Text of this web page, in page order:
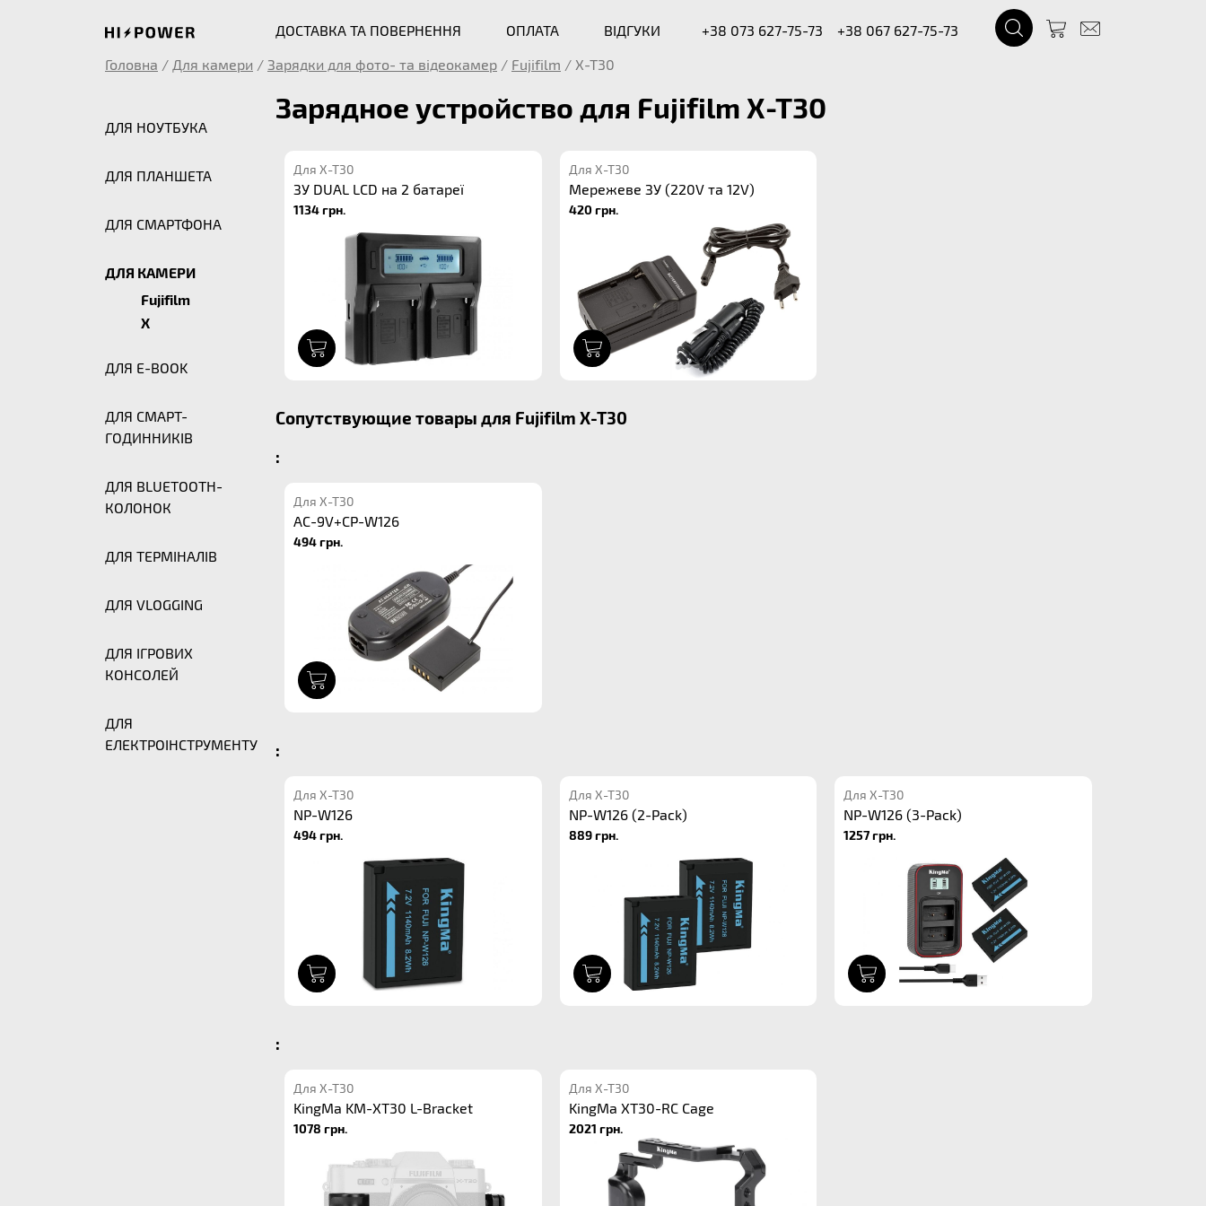
ДОСТАВКА ТА ПОВЕРНЕННЯ ОПЛАТА ВІДГУКИ +38 073 627-75-73
+38 067 627-75-73
Головна / Для камери / Зарядки для фото- та відеокамер / Fujifilm / X-T30
ДЛЯ НОУТБУКА
ДЛЯ ПЛАНШЕТА
ДЛЯ СМАРТФОНА
ДЛЯ КАМЕРИ
Fujifilm
X
ДЛЯ E-BOOK
ДЛЯ СМАРТ-
ГОДИННИКІВ
ДЛЯ BLUETOOTH-
КОЛОНОК
ДЛЯ ТЕРМІНАЛІВ
ДЛЯ VLOGGING
ДЛЯ ІГРОВИХ
КОНСОЛЕЙ
ДЛЯ
ЕЛЕКТРОІНСТРУМЕНТУ
Зарядное устройство для Fujifilm X-T30
Для X-T30
ЗУ DUAL LCD на 2 батареї
1134 грн.
Для X-T30
Мережеве ЗУ (220V та 12V)
420 грн.
Сопутствующие товары для Fujifilm X-T30
:
Для X-T30
AC-9V+CP-W126
494 грн.
:
Для X-T30
NP-W126
494 грн.
Для X-T30
NP-W126 (2-Pack)
889 грн.
Для X-T30
NP-W126 (3-Pack)
1257 грн.
:
Для X-T30
KingMa KM-XT30 L-Bracket
1078 грн.
Для X-T30
KingMa XT30-RC Cage
2021 грн.